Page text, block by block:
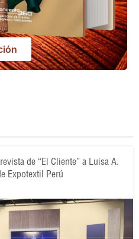
de “El Cliente” a Luisa A.
Expotextil Perú